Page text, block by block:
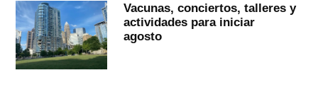
Vacunas, conciertos, talleres y
actividades para iniciar
agosto